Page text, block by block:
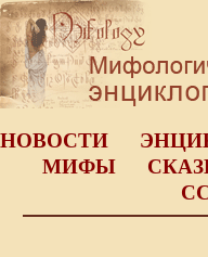
НОВОСТИ
МИФЫ